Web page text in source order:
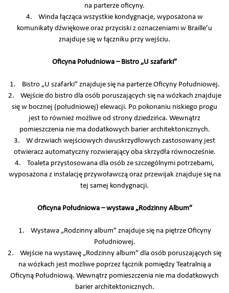
na parterze oficyny.
4. Winda łącząca wszystkie kondygnacje, wyposażona w
komunikaty dźwiękowe oraz przyciski z oznaczeniami w Braille’u
znajduje się w łączniku przy wejściu.
Oficyna Południowa – Bistro „U szafarki”
1. Bistro „U szafarki” znajduje się na parterze Oficyny Południowej.
2. Wejście do bistro dla osób poruszających się na wózkach znajduje
się w bocznej (południowej) elewacji. Po pokonaniu niskiego progu
jest to również możliwe od strony dziedzińca. Wewnątrz
pomieszczenia nie ma dodatkowych barier architektonicznych.
3. W drzwiach wejściowych dwuskrzydłowych zastosowany jest
otwieracz automatyczny rozwierający oba skrzydła równocześnie.
4. Toaleta przystosowana dla osób ze szczególnymi potrzebami,
wyposażona z instalację przywoławczą oraz przewijak znajduje się na
tej samej kondygnacji.
Oficyna Południowa – wystawa „Rodzinny Album”
1. Wystawa „Rodzinny album” znajduje się na piętrze Oficyny
Południowej.
2. Wejście na wystawę „Rodzinny album” dla osób poruszających się
na wózkach jest możliwe poprzez łącznik pomiędzy Teatralnią a
Oficyną Południową. Wewnątrz pomieszczenia nie ma dodatkowych
barier architektonicznych.